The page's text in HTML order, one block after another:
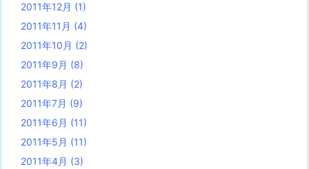
2011年12月 (1)
2011年11月 (4)
2011年10月 (2)
2011年9月 (8)
2011年8月 (2)
2011年7月 (9)
2011年6月 (11)
2011年5月 (11)
2011年4月 (3)